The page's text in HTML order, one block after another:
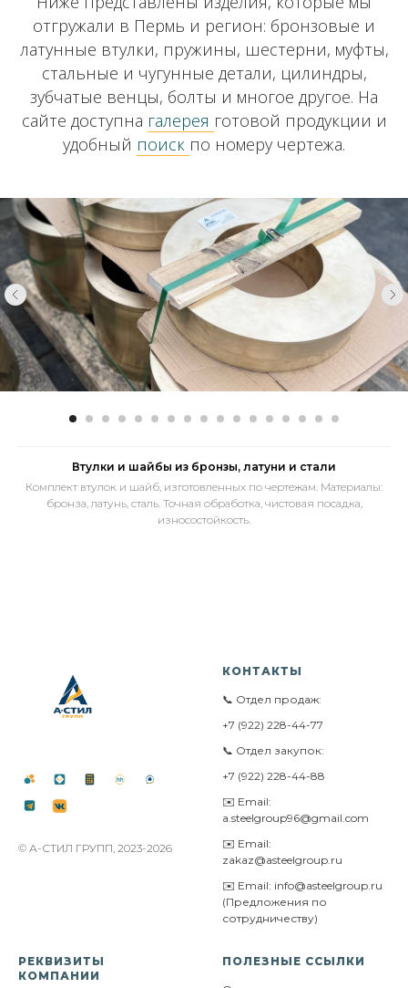
отгружали в Пермь и регион: бронзовые и
латунные втулки, пружины, шестерни, муфты,
стальные и чугунные детали, цилиндры,
зубчатые венцы, болты и многое другое. На
сайте доступна галерея готовой продукции и
удобный поиск по номеру чертежа.
Втулки и шайбы из бронзы, латуни и стали
Комплект втулок и шайб, изготовленных по чертежам. Материалы:
бронза, латунь, сталь. Точная обработка, чистовая посадка,
износостойкость.
© А-СТИЛ ГРУПП, 2023-2026
КОНТАКТЫ
📞 Отдел продаж:
+7 (922) 228-44-77
📞 Отдел закупок:
+7 (922) 228-44-88
✉️ Email:
a.steelgroup96@gmail.com
✉️ Email:
zakaz@asteelgroup.ru
✉️ Email: info@asteelgroup.ru
(Предложения по
сотрудничеству)
РЕКВИЗИТЫ
КОМПАНИИ
ПОЛЕЗНЫЕ ССЫЛКИ